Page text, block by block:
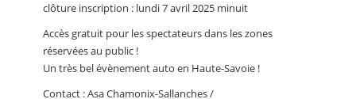
clôture inscription : lundi 7 avril 2025 minuit
Accès gratuit pour les spectateurs dans les zones
réservées au public !
Un très bel évènement auto en Haute-Savoie !
Contact : Asa Chamonix-Sallanches /